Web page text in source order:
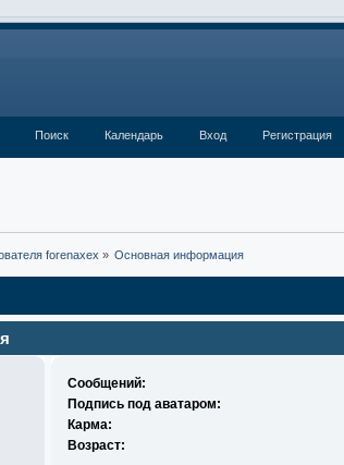
Поиск Календарь Вход Регистрация
forenaxex » Основная информация
Сообщений:
Подпись под аватаром:
Карма:
Возраст: